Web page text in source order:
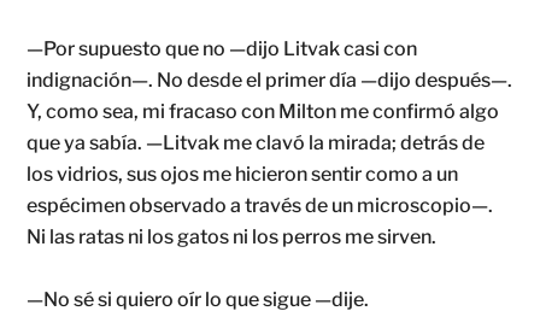
—Por supuesto que no —dijo Litvak casi con
indignación—. No desde el primer día —dijo después—.
Y, como sea, mi fracaso con Milton me confirmó algo
que ya sabía. —Litvak me clavó la mirada; detrás de
los vidrios, sus ojos me hicieron sentir como a un
espécimen observado a través de un microscopio—.
Ni las ratas ni los gatos ni los perros me sirven.
—No sé si quiero oír lo que sigue —dije.